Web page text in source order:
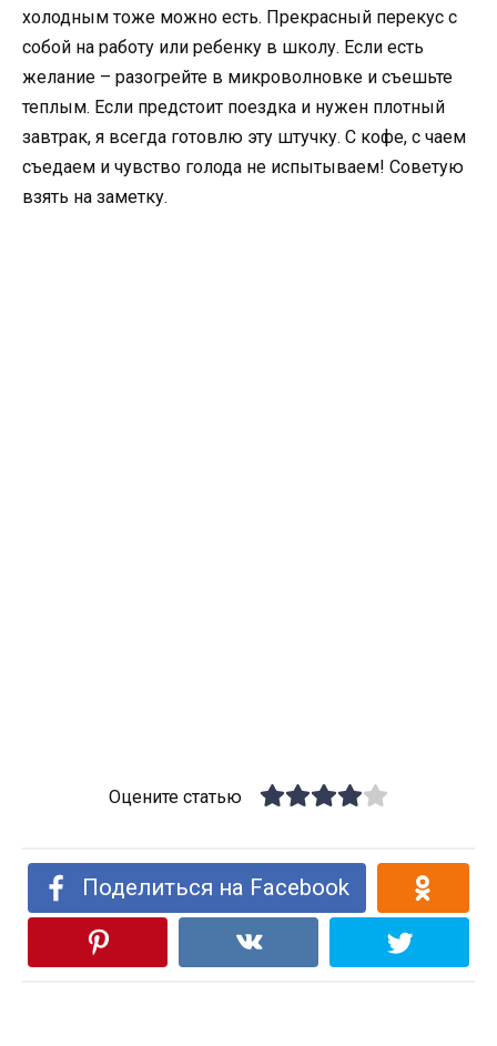
холодным тоже можно есть. Прекрасный перекус с
собой на работу или ребенку в школу. Если есть
желание – разогрейте в микроволновке и съешьте
теплым. Если предстоит поездка и нужен плотный
завтрак, я всегда готовлю эту штучку. С кофе, с чаем
съедаем и чувство голода не испытываем! Советую
взять на заметку.
Оцените статью
Поделиться на Facebook